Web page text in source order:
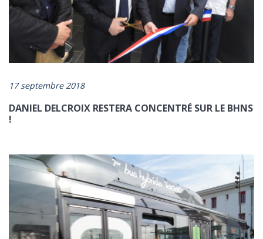
17 septembre 2018
DANIEL DELCROIX RESTERA CONCENTRÉ SUR LE BHNS
!